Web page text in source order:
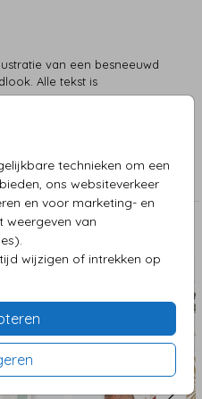
technieken om een
ons websiteverkeer
en voor marketing- en
weergeven van
wijzigen of intrekken op
van een besneeuwd
Alle tekst is